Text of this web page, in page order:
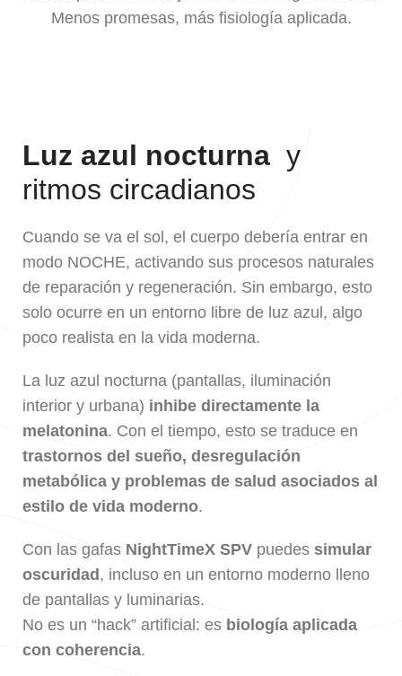
Menos promesas, más fisiología aplicada.
Luz azul nocturna y
ritmos circadianos
Cuando se va el sol, el cuerpo debería entrar en
modo NOCHE, activando sus procesos naturales
de reparación y regeneración. Sin embargo, esto
solo ocurre en un entorno libre de luz azul, algo
poco realista en la vida moderna.
La luz azul nocturna (pantallas, iluminación
interior y urbana) inhibe directamente la
melatonina. Con el tiempo, esto se traduce en
trastornos del sueño, desregulación
metabólica y problemas de salud asociados al
estilo de vida moderno.
Con las gafas NightTimeX SPV puedes simular
oscuridad, incluso en un entorno moderno lleno
de pantallas y luminarias.
No es un “hack” artificial: es biología aplicada
con coherencia.